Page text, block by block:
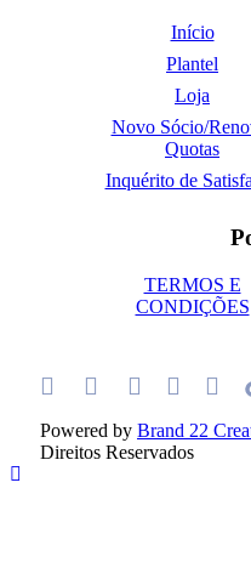
Início
Plantel
Loja
Novo Sócio/
Quotas
Inquérito de
TERMOS E
CONDIÇÕES
Powered by Brand 22
Direitos Reservados